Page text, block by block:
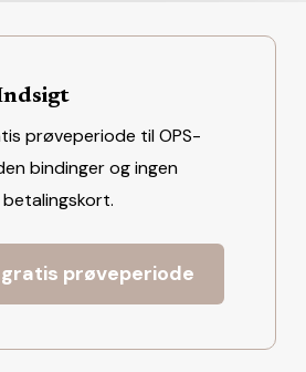
prøveperiode til OPS-
bindinger og ingen
prøveperiode